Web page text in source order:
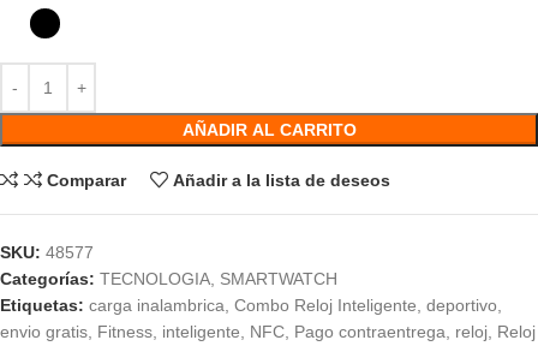
AÑADIR AL CARRITO
Comparar Añadir a la lista de deseos
SKU: 48577
Categorías: TECNOLOGIA SMARTWATCH
Etiquetas: carga inalambrica Combo Reloj Inteligente deportivo
envio gratis Fitness inteligente NFC Pago contraentrega reloj Reloj